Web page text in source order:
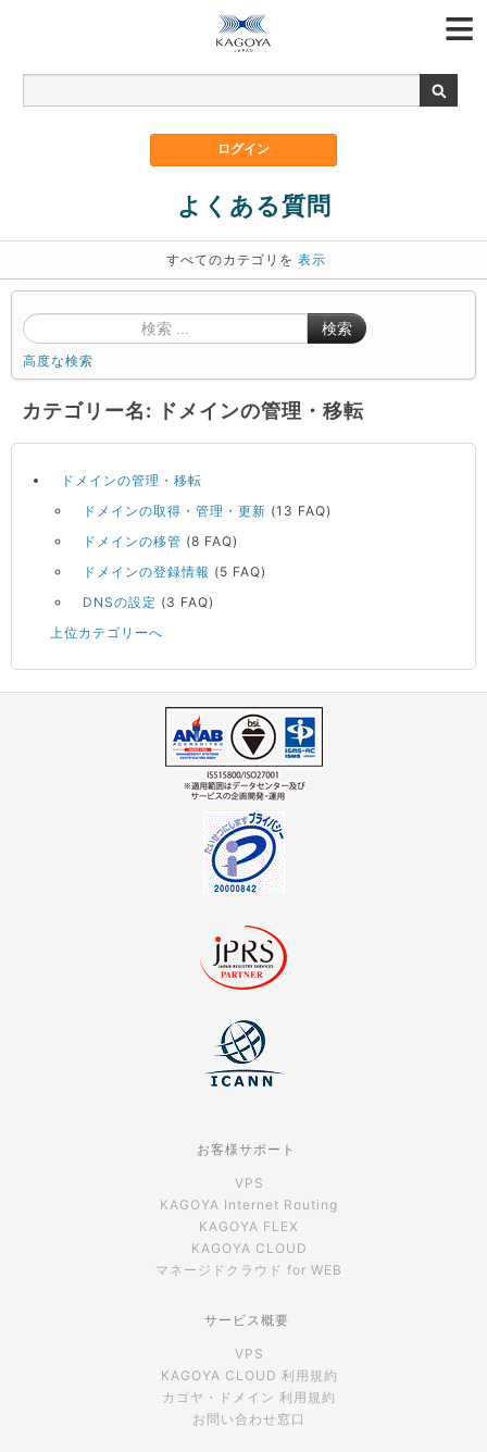
よくある質問
すべてのカテゴリを 表示
検索
高度な検索
カテゴリー名: ドメインの管理・移転
ドメインの管理・移転
ドメインの取得・管理・更新 (13 FAQ)
ドメインの移管 (8 FAQ)
ドメインの登録情報 (5 FAQ)
DNSの設定 (3 FAQ)
上位カテゴリーへ
お客様サポート
VPS
KAGOYA Internet Routing
KAGOYA FLEX
KAGOYA CLOUD
マネージドクラウド for WEB
サービス概要
VPS
KAGOYA CLOUD 利用規約
カゴヤ・ドメイン 利用規約
お問い合わせ窓口